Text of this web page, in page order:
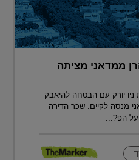
ממדאני מציתה
ניו יורק עם הבטחה להיאבק
מנסה לקיים: שכר הדירה
הפ?...